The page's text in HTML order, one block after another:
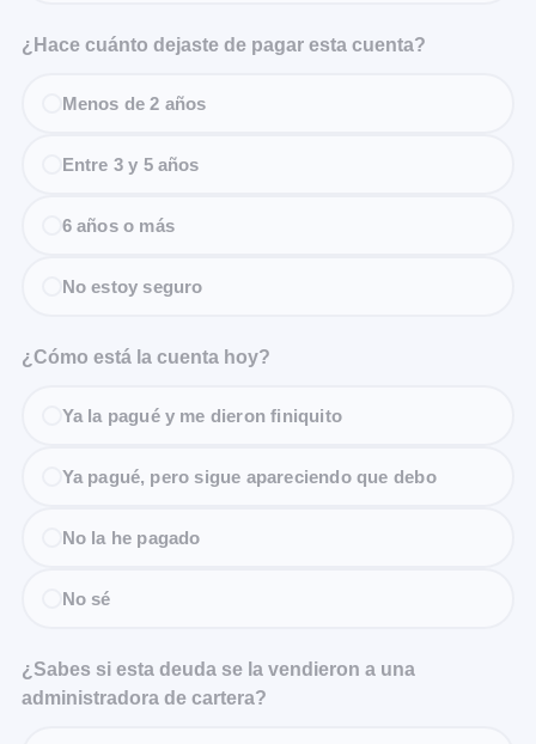
¿Hace cuánto dejaste de pagar esta cuenta?
Menos de 2 años
Entre 3 y 5 años
6 años o más
No estoy seguro
¿Cómo está la cuenta hoy?
Ya la pagué y me dieron finiquito
Ya pagué, pero sigue apareciendo que debo
No la he pagado
No sé
¿Sabes si esta deuda se la vendieron a una
administradora de cartera?